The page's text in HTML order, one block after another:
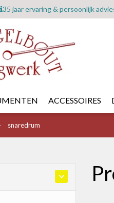
35 jaar ervaring & persoonlijk
ACCESSOIRES
snaredrum